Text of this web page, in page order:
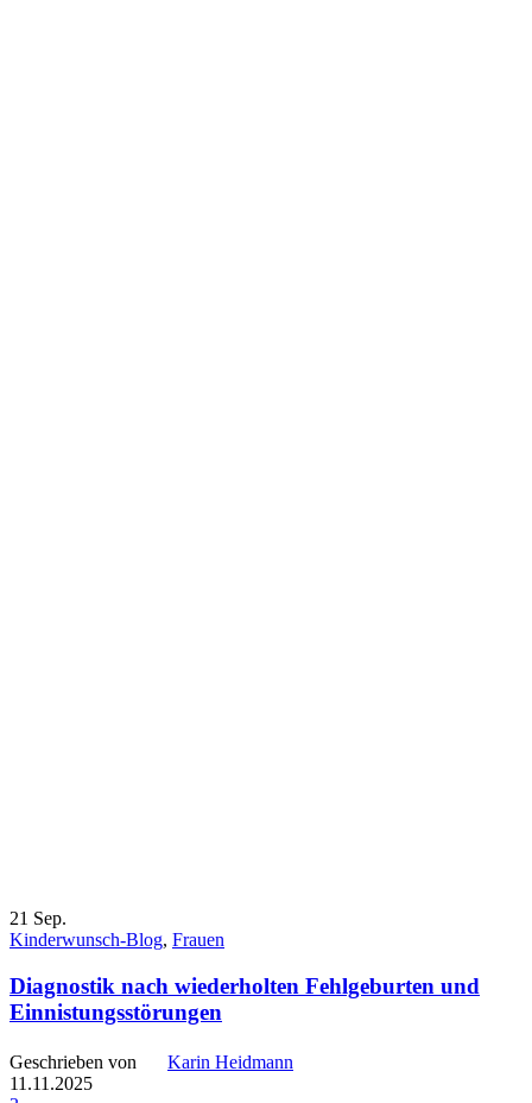
21 Sep.
Kinderwunsch-Blog, Frauen
Diagnostik nach wiederholten Fehlgeburten und
Einnistungsstörungen
Geschrieben von
Karin Heidmann
11.11.2025